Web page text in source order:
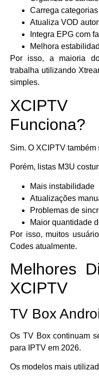
Carrega
Atualiza VOD
Integra EPG com
Melhora
Por isso, a maioria
trabalha utilizando
simples.
Funciona?
Sim. O XCIPTV
Porém, listas M3U
Mais instabilidade
Atualizações
Problemas de
Maior quantidade
Por isso, muitos
Codes atualmente.
Melhores
XCIPTV
TV Box
Os TV Box continuam
para IPTV em 2026.
Os modelos mais